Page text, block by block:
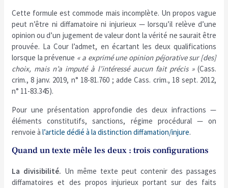
Cette formule est commode mais incomplète. Un propos vague
peut n’être ni diffamatoire ni injurieux — lorsqu’il relève d’une
opinion ou d’un jugement de valeur dont la vérité ne saurait être
prouvée. La Cour l’admet, en écartant les deux qualifications
lorsque la prévenue « a exprimé une opinion péjorative sur [des]
choix, mais n’a imputé à l’intéressé aucun fait précis »(Cass.
crim., 8 janv. 2019, n° 18-81.760 ; adde Cass. crim., 18 sept. 2012,
n° 11-83.345).
Pour une présentation approfondie des deux infractions —
éléments constitutifs, sanctions, régime procédural — on
renvoie àl’article dédié à la distinction diffamation/injure.
Quand un texte mêle les deux : trois configurations
La divisibilité. Un même texte peut contenir des passages
diffamatoires et des propos injurieux portant sur des faits